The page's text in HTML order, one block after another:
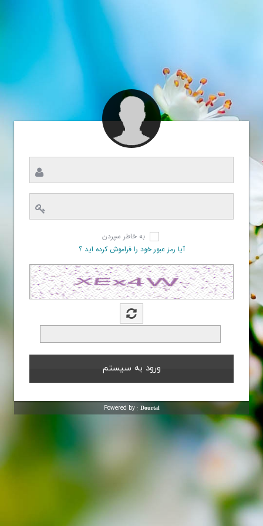
به خاطر سپردن
آیا رمز عبور خود را فراموش کرده اید ؟
Powered by : Dourtal